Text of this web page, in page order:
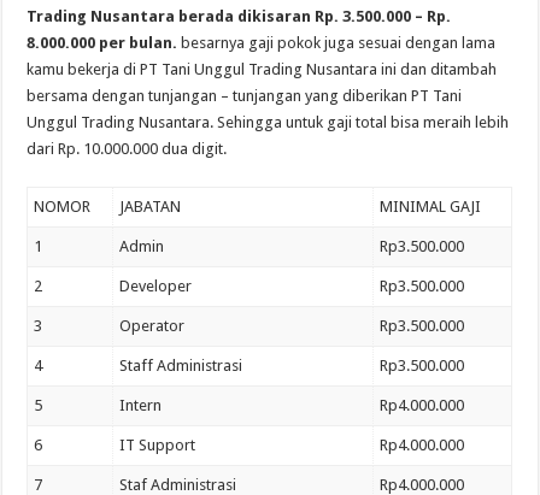
Trading Nusantara berada dikisaran Rp. 3.500.000 – Rp.
8.000.000 per bulan. besarnya gaji pokok juga sesuai dengan lama
kamu bekerja di PT Tani Unggul Trading Nusantara ini dan ditambah
bersama dengan tunjangan – tunjangan yang diberikan PT Tani
Unggul Trading Nusantara. Sehingga untuk gaji total bisa meraih lebih
dari Rp. 10.000.000 dua digit.
NOMOR JABATAN MINIMAL GAJI
1 Admin Rp3.500.000
2 Developer Rp3.500.000
3 Operator Rp3.500.000
4 Staff Administrasi Rp3.500.000
5 Intern Rp4.000.000
6 IT Support Rp4.000.000
7 Staf Administrasi Rp4.000.000